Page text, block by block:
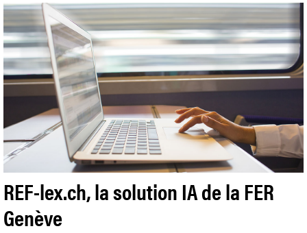
REF-lex.ch, la solution IA de la FER
Genève